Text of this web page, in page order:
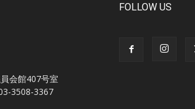
会館407号室
3508-3367
FOLLOW US